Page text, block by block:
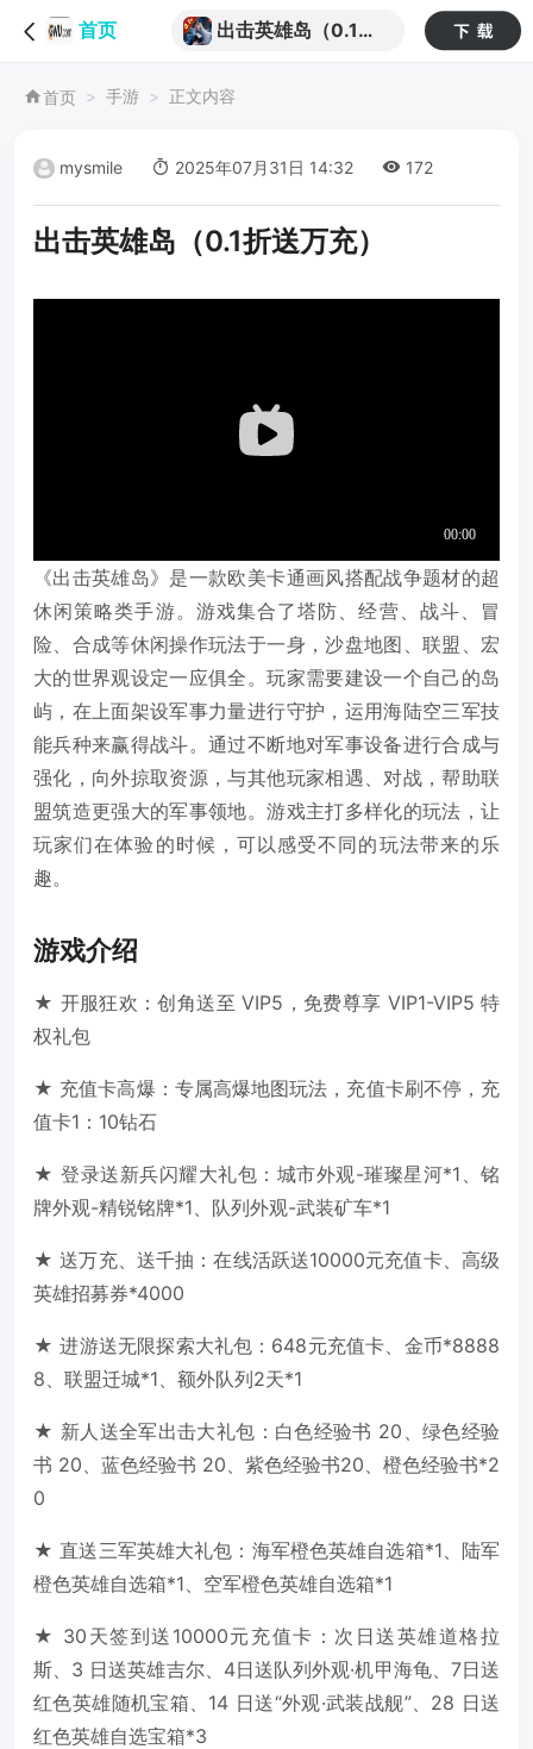
首页
出击英雄岛（0.1折
首页 手游 正文内容
mysmile 2025年07月31日 14:32 172
出击英雄岛（0.1折送万充）
《出击英雄岛》是一款欧美卡通画风搭配战争题材的超
休闲策略类手游。游戏集合了塔防、经营、战斗、冒
险、合成等休闲操作玩法于一身，沙盘地图、联盟、宏
大的世界观设定一应俱全。玩家需要建设一个自己的岛
屿，在上面架设军事力量进行守护，运用海陆空三军技
能兵种来赢得战斗。通过不断地对军事设备进行合成与
强化，向外掠取资源，与其他玩家相遇、对战，帮助联
盟筑造更强大的军事领地。游戏主打多样化的玩法，让
玩家们在体验的时候，可以感受不同的玩法带来的乐
趣。
游戏介绍
★ 开服狂欢：创角送至 VIP5，免费尊享 VIP1-VIP5 特
权礼包
★ 充值卡高爆：专属高爆地图玩法，充值卡刷不停，充
值卡1：10钻石
★ 登录送新兵闪耀大礼包：城市外观-璀璨星河*1、铭
牌外观-精锐铭牌*1、队列外观-武装矿车*1
★ 送万充、送千抽：在线活跃送10000元充值卡、高级
英雄招募券*4000
★ 进游送无限探索大礼包：648元充值卡、金币*8888
8、联盟迁城*1、额外队列2天*1
★ 新人送全军出击大礼包：白色经验书 20、绿色经验
书 20、蓝色经验书 20、紫色经验书20、橙色经验书*2
0
★ 直送三军英雄大礼包：海军橙色英雄自选箱*1、陆军
橙色英雄自选箱*1、空军橙色英雄自选箱*1
★ 30天签到送10000元充值卡：次日送英雄道格拉
斯、3 日送英雄吉尔、4日送队列外观·机甲海龟、7日送
红色英雄随机宝箱、14 日送“外观·武装战舰”、28 日送
红色英雄自选宝箱*3